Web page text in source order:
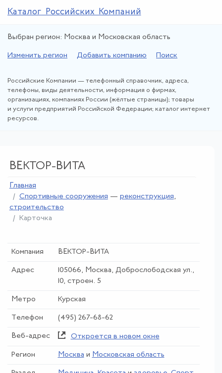
Каталог Российских Компаний
Выбран регион: Москва и Московская область
Изменить регион Добавить компанию Поиск
Российские Компании — телефонный справочник, адреса,
телефоны, виды деятельности, информация о фирмах,
организациях, компаниях России (жёлтые страницы); товары
и услуги предприятий Российской Федерации; каталог интернет
ресурсов.
ВЕКТОР-ВИТА
Главная
Спортивные сооружения — реконструкция,
строительство
Карточка
Компания ВЕКТОР-ВИТА
Адрес
105066, Москва, Доброслободская ул.,
10, строен. 5
Метро Курская
Телефон (495) 267-68-62
Веб-адрес Откроется в новом окне
Регион Москва и Московская область